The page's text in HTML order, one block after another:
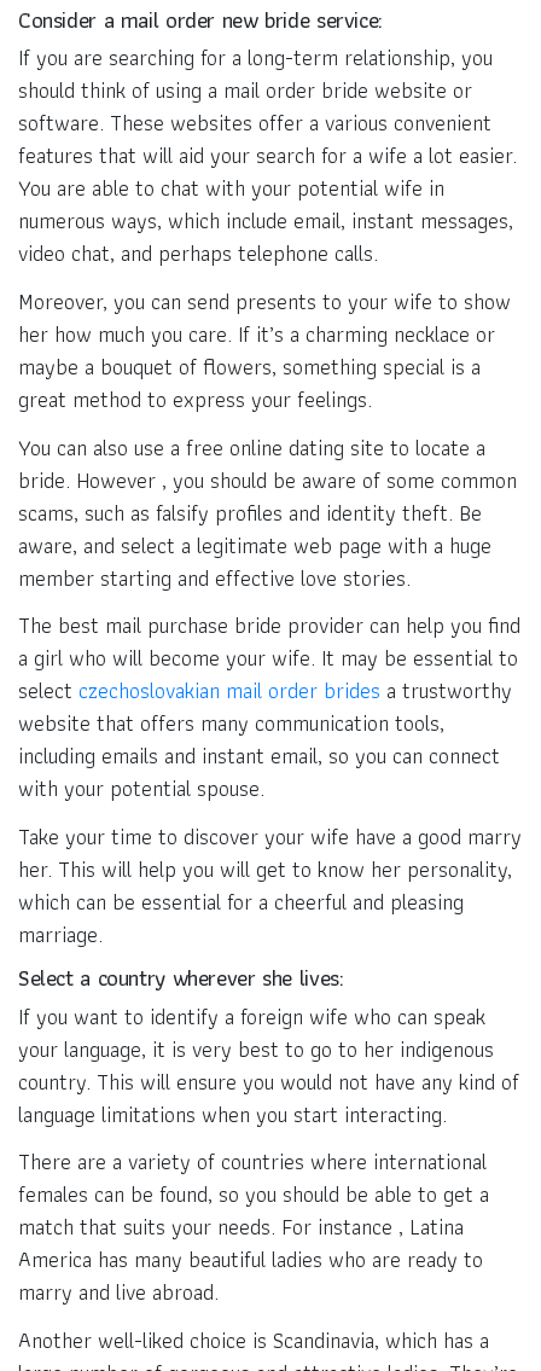
Consider a mail order new bride service:
If you are searching for a long-term relationship, you
should think of using a mail order bride website or
software. These websites offer a various convenient
features that will aid your search for a wife a lot easier.
You are able to chat with your potential wife in
numerous ways, which include email, instant messages,
video chat, and perhaps telephone calls.
Moreover, you can send presents to your wife to show
her how much you care. If it’s a charming necklace or
maybe a bouquet of flowers, something special is a
great method to express your feelings.
You can also use a free online dating site to locate a
bride. However , you should be aware of some common
scams, such as falsify profiles and identity theft. Be
aware, and select a legitimate web page with a huge
member starting and effective love stories.
The best mail purchase bride provider can help you find
a girl who will become your wife. It may be essential to
select czechoslovakian mail order brides a trustworthy
website that offers many communication tools,
including emails and instant email, so you can connect
with your potential spouse.
Take your time to discover your wife have a good marry
her. This will help you will get to know her personality,
which can be essential for a cheerful and pleasing
marriage.
Select a country wherever she lives:
If you want to identify a foreign wife who can speak
your language, it is very best to go to her indigenous
country. This will ensure you would not have any kind of
language limitations when you start interacting.
There are a variety of countries where international
females can be found, so you should be able to get a
match that suits your needs. For instance , Latina
America has many beautiful ladies who are ready to
marry and live abroad.
Another well-liked choice is Scandinavia, which has a